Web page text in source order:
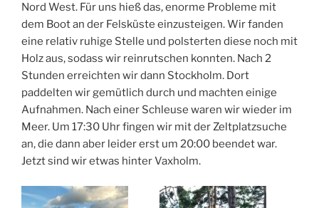
Nord West. Für uns hieß das, enorme Probleme mit
dem Boot an der Felsküste einzusteigen. Wir fanden
eine relativ ruhige Stelle und polsterten diese noch mit
Holz aus, sodass wir reinrutschen konnten. Nach 2
Stunden erreichten wir dann Stockholm. Dort
paddelten wir gemütlich durch und machten einige
Aufnahmen. Nach einer Schleuse waren wir wieder im
Meer. Um 17:30 Uhr fingen wir mit der Zeltplatzsuche
an, die dann aber leider erst um 20:00 beendet war.
Jetzt sind wir etwas hinter Vaxholm.